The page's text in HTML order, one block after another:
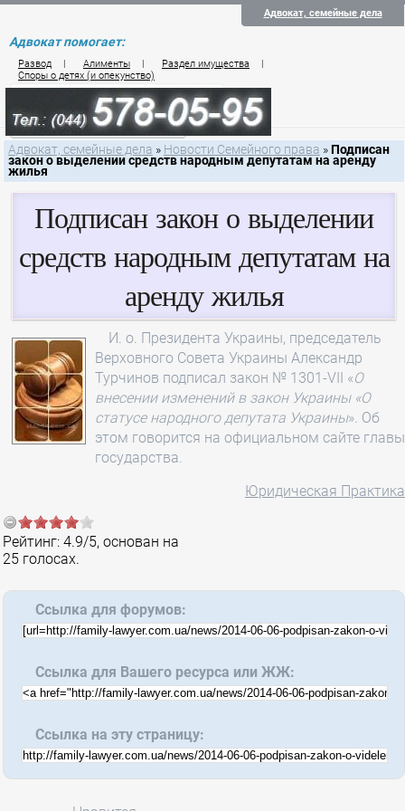
Адвокат, семейные дела
Адвокат помогает:
Развод | Алименты | Раздел имущества
|
Споры о детях (и опекунство)
Цены на услуги по семейному праву
Контакты семейного юриста
Адвокат, семейные дела » Новости Семейного права » Подписан
закон о выделении средств народным депутатам на аренду
жилья
Подписан закон о выделении
средств народным депутатам на
аренду жилья
И. о. Президента Украины, председатель
Верховного Совета Украины Александр
Турчинов подписал закон № 1301-VII «О
внесении изменений в закон Украины «О
статусе народного депутата Украины». Об
этом говорится на официальном сайте главы
государства.
Юридическая Практика
Рейтинг: 4.9/5, основан на
25 голосах.
Ссылка для форумов:
Ссылка для Вашего ресурса или ЖЖ:
Ссылка на эту страницу: